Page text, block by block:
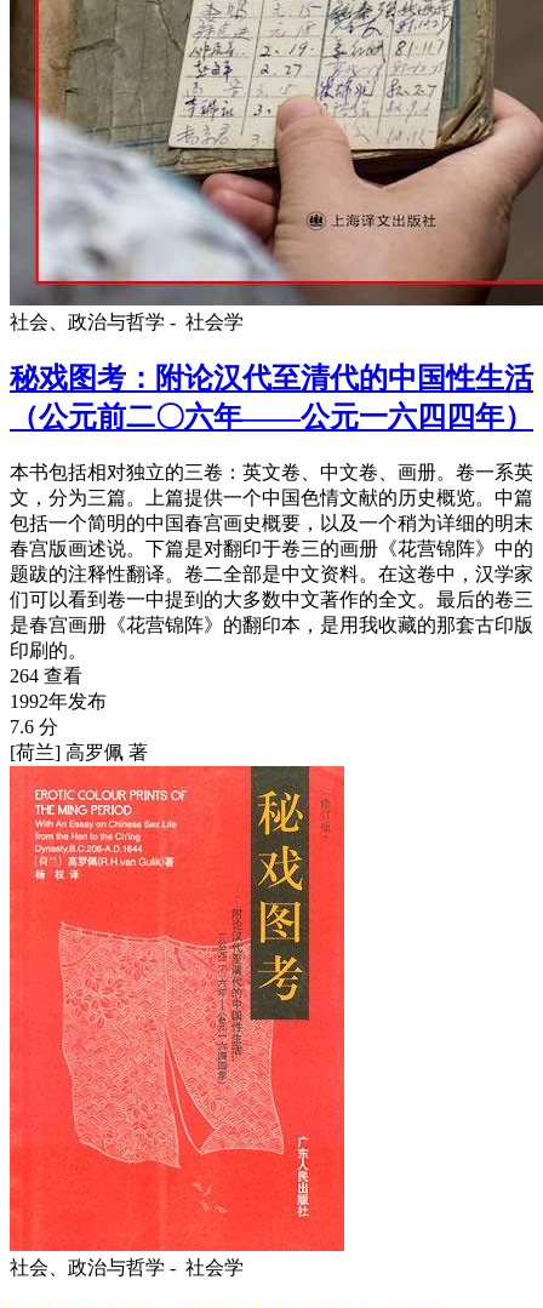
社会、政治与哲学 - 社会学
秘戏图考：附论汉代至清代的中国性生活
（公元前二〇六年——公元一六四四年）
本书包括相对独立的三卷：英文卷、中文卷、画册。卷一系英
文，分为三篇。上篇提供一个中国色情文献的历史概览。中篇
包括一个简明的中国春宫画史概要，以及一个稍为详细的明末
春宫版画述说。下篇是对翻印于卷三的画册《花营锦阵》中的
题跋的注释性翻译。卷二全部是中文资料。在这卷中，汉学家
们可以看到卷一中提到的大多数中文著作的全文。最后的卷三
是春宫画册《花营锦阵》的翻印本，是用我收藏的那套古印版
印刷的。
264 查看
1992年发布
7.6 分
[荷兰] 高罗佩 著
社会、政治与哲学 - 社会学